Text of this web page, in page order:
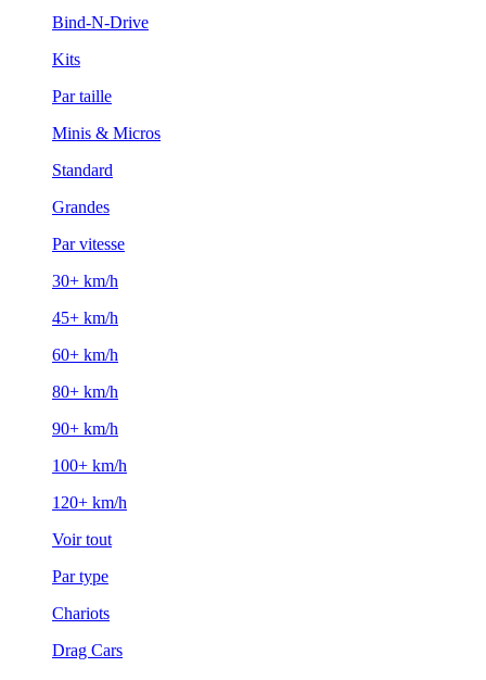
Bind-N-Drive
Kits
Par taille
Minis & Micros
Standard
Grandes
Par vitesse
30+ km/h
45+ km/h
60+ km/h
80+ km/h
90+ km/h
100+ km/h
120+ km/h
Voir tout
Par type
Chariots
Drag Cars